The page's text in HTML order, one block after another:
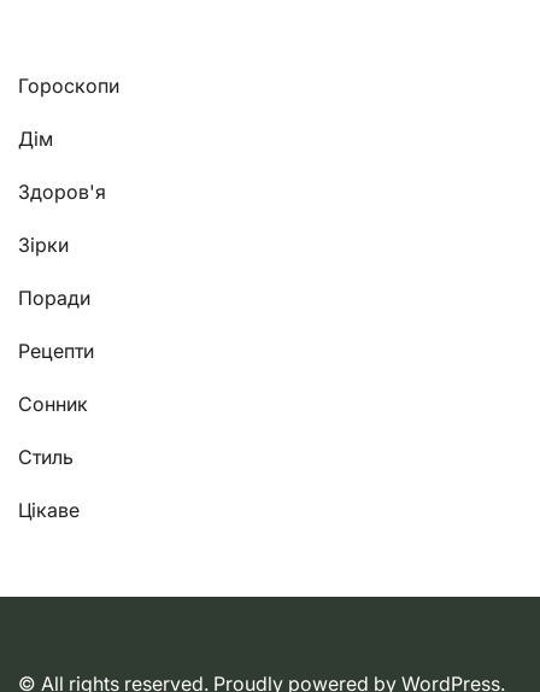
Гороскопи
Дім
Здоров'я
Зірки
Поради
Рецепти
Сонник
Стиль
Цікаве
© All rights reserved. Proudly powered by WordPress.